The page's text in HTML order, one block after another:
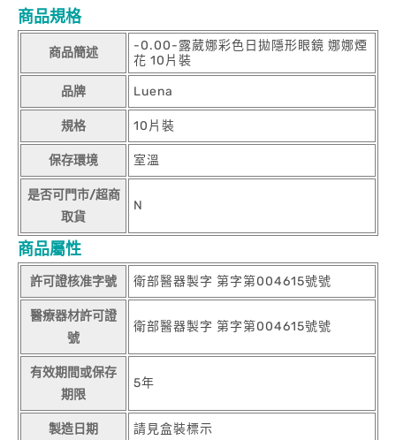
商品規格
商品簡述
-0.00-露葳娜彩色日拋隱形眼鏡 娜娜煙
花 10片裝
品牌 Luena
規格 10片裝
保存環境 室溫
是否可門市/超商
取貨
N
商品屬性
許可證核准字號 衛部醫器製字 第字第004615號號
醫療器材許可證
號
衛部醫器製字 第字第004615號號
有效期間或保存
期限
5年
製造日期 請見盒裝標示